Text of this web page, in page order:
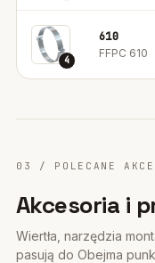
4
610
FFPC 610
03 / POLECANE
Akcesoria i
Wiertła, narzędzia
pasują do Obejma